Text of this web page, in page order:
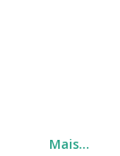
Mais…